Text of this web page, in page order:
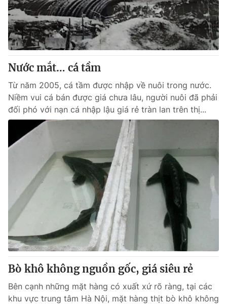
Sản phẩm
Thị trường
Tư vấn
Lịch phát sóng
Chuyên mục khác
Emagazine Podcast
Photo Infographic
Video Shorts video
VTV Money VTV Thể thao
VTV Sức khoẻ Bất động sản
Thị trường 24h Tấm lòng Việt
VTV4 Vươn mình bằng AI
VTV9 VTV8
Nước mắt… cá tầm
Từ năm 2005, cá tầm được nhập về nuôi trong nước.
Niềm vui cá bán được giá chưa lâu, người nuôi đã phải
đối phó với nạn cá nhập lậu giá rẻ tràn lan trên thị...
Bò khô không nguồn gốc, giá siêu rẻ
Bên cạnh những mặt hàng có xuất xứ rõ ràng, tại các
khu vực trung tâm Hà Nội, mặt hàng thịt bò khô không